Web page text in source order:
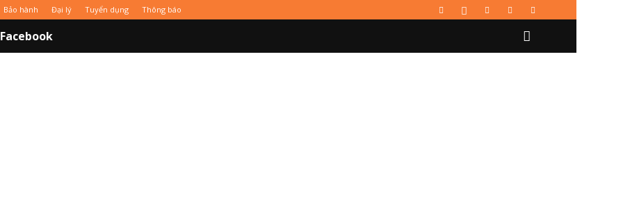
Bảo hành Đại lý Tuyển dụng Thông báo
Facebook